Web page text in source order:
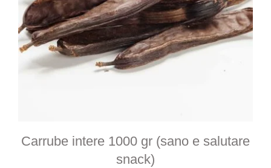
Carrube intere 1000 gr (sano e salutare
snack)